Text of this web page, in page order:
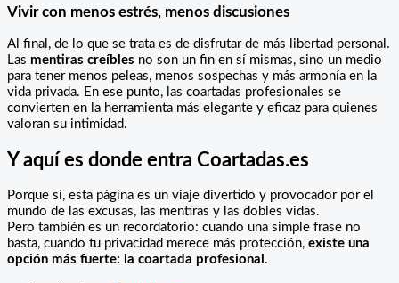
Vivir con menos estrés, menos discusiones
Al final, de lo que se trata es de disfrutar de más libertad personal.
Las mentiras creíbles no son un fin en sí mismas, sino un medio
para tener menos peleas, menos sospechas y más armonía en la
vida privada. En ese punto, las coartadas profesionales se
convierten en la herramienta más elegante y eficaz para quienes
valoran su intimidad.
Y aquí es donde entra Coartadas.es
Porque sí, esta página es un viaje divertido y provocador por el
mundo de las excusas, las mentiras y las dobles vidas.
Pero también es un recordatorio: cuando una simple frase no
basta, cuando tu privacidad merece más protección, existe una
opción más fuerte: la coartada profesional .